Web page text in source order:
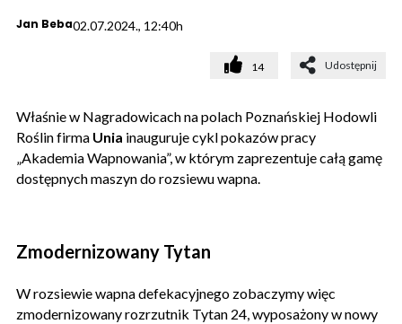
Jan Beba02.07.2024., 12:40h
14 Udostępnij
Właśnie w Nagradowicach na polach Poznańskiej Hodowli
Roślin firma Unia inauguruje cykl pokazów pracy
„Akademia Wapnowania”, w którym zaprezentuje całą gamę
dostępnych maszyn do rozsiewu wapna.
Zmodernizowany Tytan
W rozsiewie wapna defekacyjnego zobaczymy więc
zmodernizowany rozrzutnik Tytan 24, wyposażony w nowy